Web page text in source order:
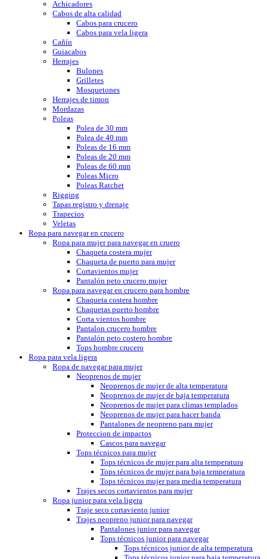
Achicadores
Cabos de alta calidad
Cabos para crucero
Cabos para vela ligera
Cañín
Guiacabos
Herrajes
Bulones
Grilletes
Mosquetones
Herrajes de timon
Mordazas
Poleas
Polea de 30 mm
Polea de 40 mm
Poleas de 16 mm
Poleas de 20 mm
Poleas de 60 mm
Poleas Micro
Poleas Ratchet
Rigging
Tapas registro y drenaje
Trapecios
Veletas
Ropa para navegar en crucero
Ropa para mujer para navegar en cruero
Chaqueta costera mujer
Chaqueta de puerto para mujer
Cortavientos mujer
Pantalón peto crucero mujer
Ropa para navegar en crucero para hombre
Chaqueta costera hombre
Chaquetas puerto hombre
Corta vientos hombre
Pantalon crucero hombre
Pantalón peto costero hombre
Tops hombre crucero
Ropa para vela ligera
Ropa de navegar para mujer
Neoprenos de mujer
Neoprenos de mujer de alta temperatura
Neoprenos de mujer de baja temperatura
Neoprenos de mujer para climas templados
Neoprenos de mujer para hacer banda
Pantalones de neopreno para mujer
Proteccion de impactos
Cascos para navegar
Tops técnicos para mujer
Tops técnicos de mujer para alta temperatura
Tops técnicos de mujer para baja temperatura
Tops técnicos mujer para media temperatura
Trajes secos cortavientos para mujer
Ropa junior para vela ligera
Traje seco cortaviento junior
Trajes neopreno junior para navegar
Pantalones junior para navegar
Tops técnicos junior para navegar
Tops técnicos junior de alta temperatura